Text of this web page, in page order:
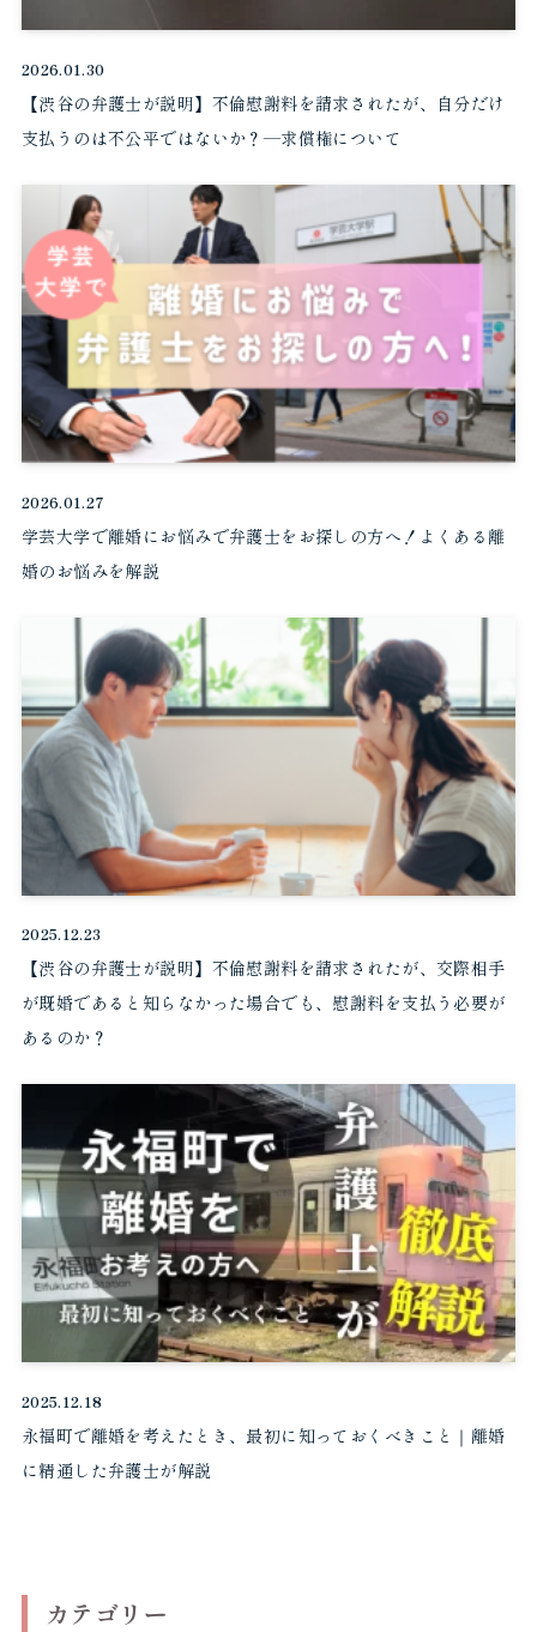
【渋谷の弁護士が説明】不倫慰謝料を請求されたが、自分だけ
支払うのは不公平ではないか？―求償権について
2026.01.30
学芸大学で離婚にお悩みで弁護士をお探しの方へ！よくある離
婚のお悩みを解説
2026.01.27
【渋谷の弁護士が説明】不倫慰謝料を請求されたが、交際相手
が既婚であると知らなかった場合でも、慰謝料を支払う必要が
あるのか？
2025.12.23
永福町で離婚を考えたとき、最初に知っておくべきこと｜離婚
に精通した弁護士が解説
2025.12.18
カテゴリー